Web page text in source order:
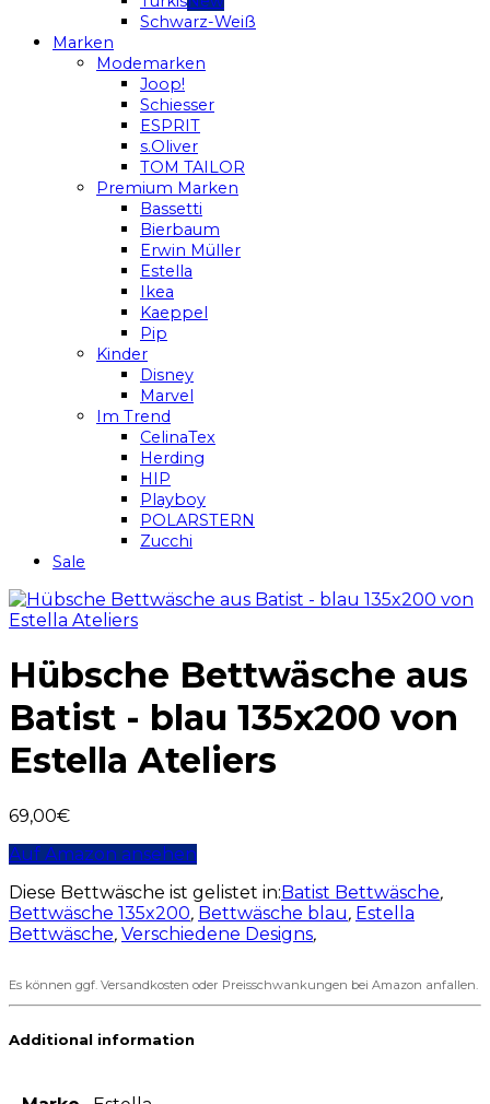
Schwarz-Weiß
Marken
Modemarken
Joop!
Schiesser
ESPRIT
s.Oliver
TOM TAILOR
Premium Marken
Bassetti
Bierbaum
Erwin Müller
Estella
Ikea
Kaeppel
Pip
Kinder
Disney
Marvel
Im Trend
CelinaTex
Herding
HIP
Playboy
POLARSTERN
Zucchi
Sale
Hübsche Bettwäsche aus
Batist - blau 135x200 von
Estella Ateliers
69,00€
Auf Amazon ansehen
Diese Bettwäsche ist gelistet in:Batist Bettwäsche,
Bettwäsche 135x200, Bettwäsche blau, Estella
Bettwäsche, Verschiedene Designs,
Es können ggf. Versandkosten oder Preisschwankungen bei Amazon anfallen.
Additional information